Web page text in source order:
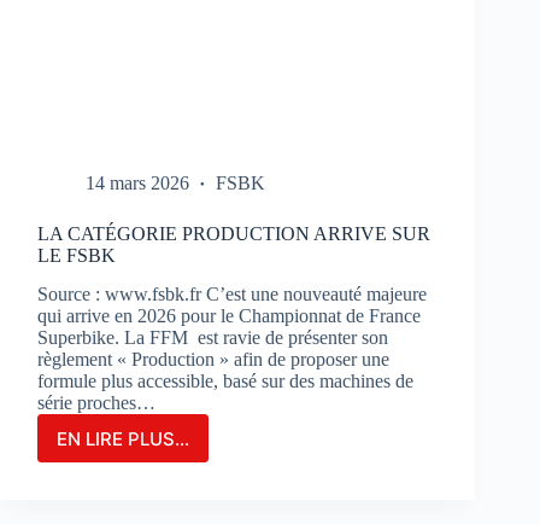
14 mars 2026 FSBK
LA CATÉGORIE PRODUCTION ARRIVE SUR
LE FSBK
Source : www.fsbk.fr C’est une nouveauté majeure
qui arrive en 2026 pour le Championnat de France
Superbike. La FFM est ravie de présenter son
règlement « Production » afin de proposer une
formule plus accessible, basé sur des machines de
série proches…
EN LIRE PLUS...
LA